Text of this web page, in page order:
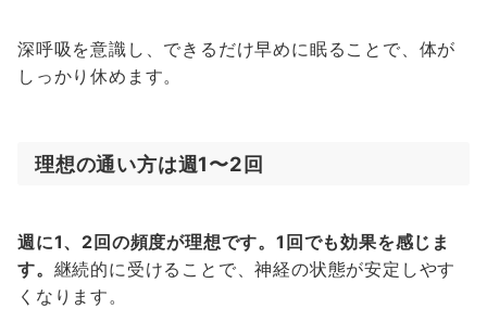
深呼吸を意識し、できるだけ早めに眠ることで、体が
しっかり休めます。
理想の通い方は週1〜2回
週に1、2回の頻度が理想です。1回でも効果を感じま
す。 継続的に受けることで、神経の状態が安定しやす
くなります。